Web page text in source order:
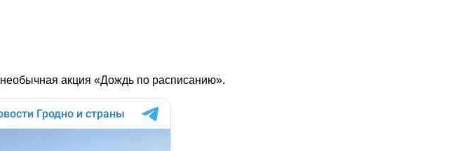
необычная акция «Дождь по расписанию».